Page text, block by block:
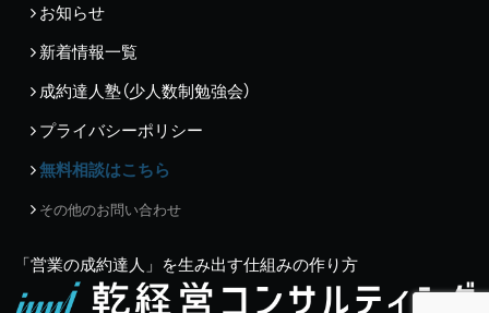
お知らせ
新着情報一覧
成約達人塾（少人数制勉強会）
プライバシーポリシー
無料相談はこちら
その他のお問い合わせ
「営業の成約達人」を生み出す仕組みの作り方